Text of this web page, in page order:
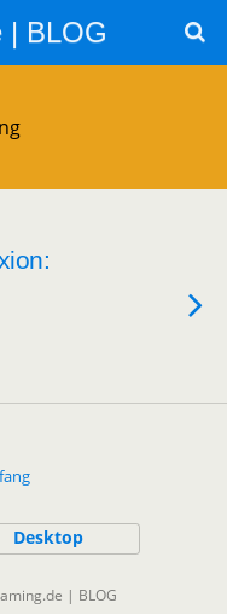
| BLOG
Desktop
| BLOG